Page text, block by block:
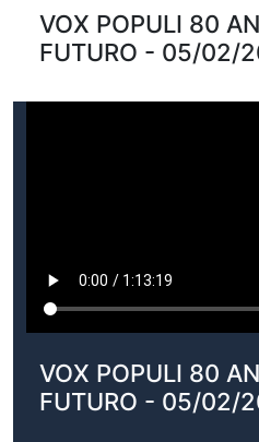
VOX POPULI 80
FUTURO - 05/02/
VOX POPULI 80
FUTURO - 05/02/